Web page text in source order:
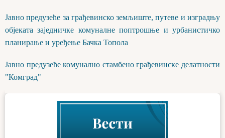
Јавно предузеће за грађевинско земљиште, путеве и изградњу
објеката заједничке комуналне поптрошње и урбанистичко
планирање и уређење Бачка Топола
Јавно предузеће комунално стамбено грађевинске делатности
"Комград"